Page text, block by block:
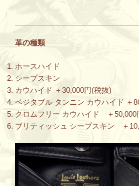
革の種類
ホースハイド
シープスキン
カウハイド ＋30,000円(税抜)
ベジタブル タンニン カウハイド ＋
クロムフリー カウハイド ＋50,000
ブリティッシュ シープスキン ＋